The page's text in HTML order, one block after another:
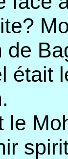
de
était
le